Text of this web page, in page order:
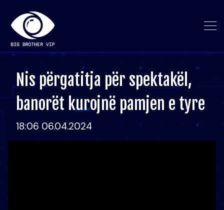
Nis përgatitja për spektakël,
banorët kurojnë pamjen e tyre
18:06 06.04.2024